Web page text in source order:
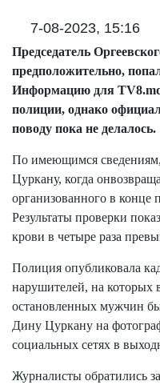
7-08-2023, 15:16
Председатель
предположительно,
Информацию для
полиции, однако
поводу пока не делалось.
По имеющимся
Цуркану, когда
организованного в конце
Результаты проверки
крови в четыре раза
Полиция опубликовала
нарушителей, на которых
остановленных мужчин
Дину Цуркану на
социальных сетях в
Журналисты обратились